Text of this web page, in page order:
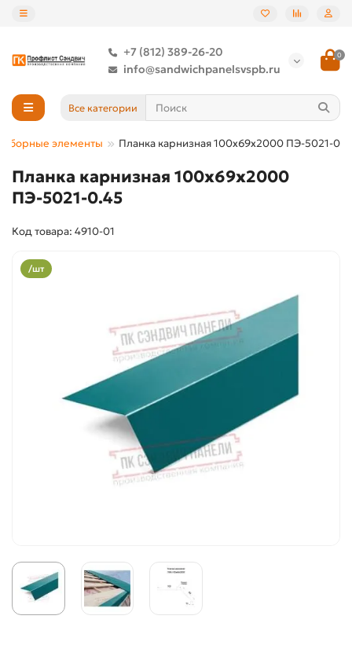
+7 (812) 389-26-20
info@sandwichpanelsvspb.ru
0
Все категории
элементы Планка карнизная 100х69х2000 ПЭ-5021-
Планка карнизная 100х69х2000
ПЭ-5021-0.45
Код товара: 4910-01
/шт